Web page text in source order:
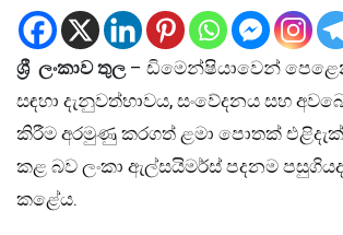
ශ්‍රී ලංකාව තුල – ඩිමෙන්ෂියාවෙන්
සඳහා දැනුවත්භාවය, සංවේදනය සහ
කිරීම අරමුණු කරගත් ළමා පොතක්
කළ බව ලංකා ඇල්සයිමර්ස් පදනම
කළේය.